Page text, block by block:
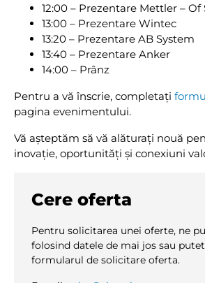
12:00 – Prezentare Mettler – Of
13:00 – Prezentare Wintec
13:20 – Prezentare AB System
13:40 – Prezentare Anker
14:00 – Prânz
Pentru a vă înscrie, completați
pagina evenimentului.
Vă așteptăm să vă alăturați nouă
inovație, oportunități și conexiuni
Cere oferta
Pentru solicitarea unei oferte, ne
folosind datele de mai jos sau
formularul de solicitare oferta.